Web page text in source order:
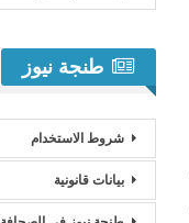
طنجة نيوز
شروط الاستخدام
بيانات قانونية